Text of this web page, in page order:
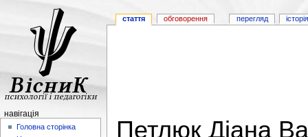
Петлюк Діана
стаття обговорення перегляд
навігація
Головна сторінка